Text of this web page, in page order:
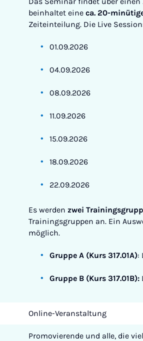
beinhaltet eine ca. 20-
Zeiteinteilung. Die Live
01.09.2026
04.09.2026
08.09.2026
11.09.2026
15.09.2026
18.09.2026
22.09.2026
Es werden zwei
Trainingsgruppen an. Ein
möglich.
Gruppe A (Kurs 317.01A):
Gruppe B (Kurs 317.01B):
Online-Veranstaltung
Promovierende und alle, die